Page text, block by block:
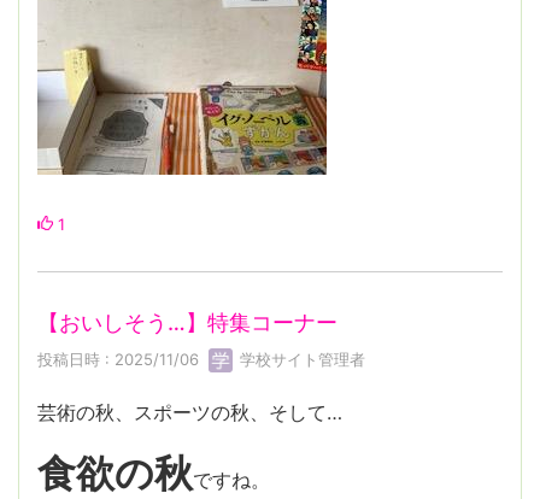
1
【おいしそう…】特集コーナー
投稿日時 : 2025/11/06 学校サイト管理者
芸術の秋、スポーツの秋、そして…
食欲の秋ですね。